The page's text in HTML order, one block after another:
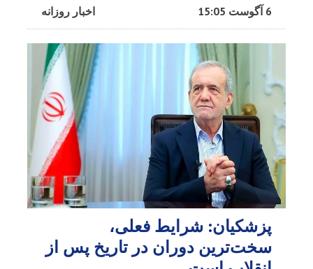
اخبار روزانه 6 آگوست 15:05
پزشکیان: شرایط فعلی،
سخت‌ترین دوران در تاریخ پس از